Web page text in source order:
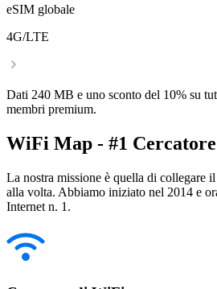
eSIM globale
4G/LTE
Dati 240 MB e uno sconto del 10% su
membri premium.
WiFi Map - #1
La nostra missione è quella di collegare
alla volta. Abbiamo iniziato nel 2014 e
Internet n. 1.